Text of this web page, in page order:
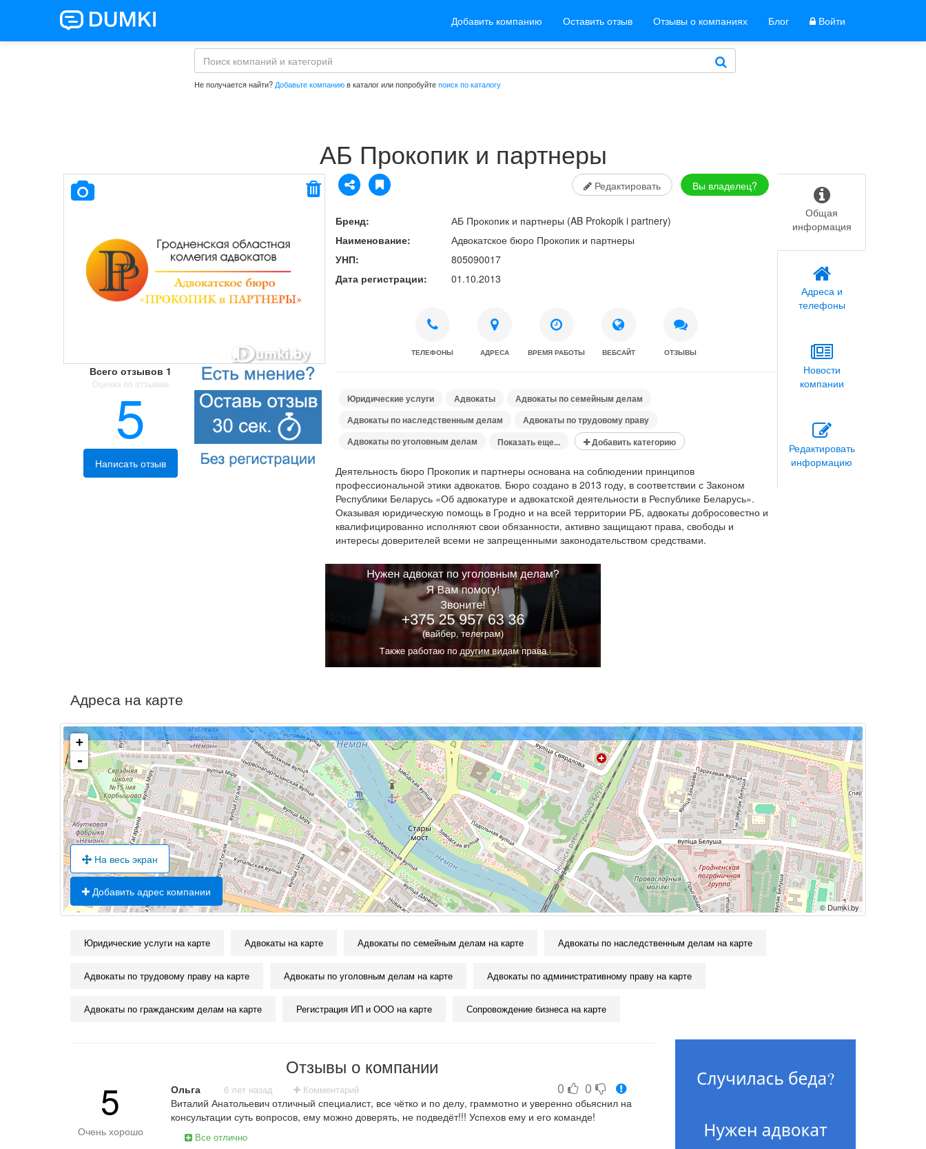
Добавить компанию Оставить отзыв Отзывы о компаниях Блог Войти
Не получается найти? Добавьте компаниюв каталог или попробуйтепоиск по каталогу
АБ Прокопик и партнеры
Всего отзывов 1
Оценка по отзывам
5
Написать отзыв
Общая
информация
Адреса и
телефоны
Новости
компании
Редактировать
информацию
Вы владелец?
Редактировать
Бренд: АБ Прокопик и партнеры (AB Prokopik i partnery)
Наименование:
Адвокатское бюро Прокопик и партнеры
УНП:
805090017
Дата регистрации:
01.10.2013
ТЕЛЕФОНЫ АДРЕСА ВРЕМЯ РАБОТЫ ВЕБСАЙТ ОТЗЫВЫ
Юридические услуги Адвокаты
Адвокаты по семейным делам
Адвокаты по наследственным делам
Адвокаты по трудовому праву
Адвокаты по уголовным делам
Показать еще... Добавить категорию
Деятельность бюро Прокопик и партнеры основана на соблюдении принципов
профессиональной этики адвокатов. Бюро создано в 2013 году, в соответствии с Законом
Республики Беларусь «Об адвокатуре и адвокатской деятельности в Республике Беларусь».
Оказывая юридическую помощь в Гродно и на всей территории РБ, адвокаты добросовестно и
квалифицированно исполняют свои обязанности, активно защищают права, свободы и
интересы доверителей всеми не запрещенными законодательством средствами.
Адреса на карте
+
-
На весь экран
Добавить адрес компании
© Dumki.by
Юридические услуги на карте Адвокаты на карте Адвокаты по семейным делам на карте Адвокаты по наследственным делам на карте
Адвокаты по трудовому праву на карте Адвокаты по уголовным делам на карте Адвокаты по административному праву на карте
Адвокаты по гражданским делам на карте Регистрация ИП и ООО на карте Сопровождение бизнеса на карте
Отзывы о компании
5
Очень хорошо
Ольга 6 лет назад Комментарий 0 0
Виталий Анатольевич отличный специалист, все чётко и по делу, граммотно и уверенно обьяснил на
консультации суть вопросов, ему можно доверять, не подведёт!!! Успехов ему и его команде!
Все отлично